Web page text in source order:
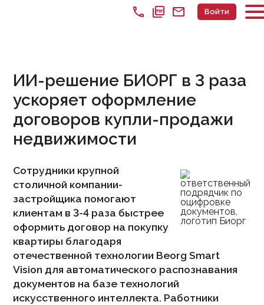
call picture_as_pdf mail Войти
ИИ-решение БИОРГ в 3 раза
ускоряет оформление
договоров купли-продажи
недвижимости
Сотрудники крупной
столичной компании-
застройщика помогают
клиентам в 3-4 раза быстрее
оформить договор на покупку
квартиры благодаря
отечественной технологии Beorg Smart
Vision для автоматического распознавания
документов на базе технологий
искусственного интеллекта. Работники